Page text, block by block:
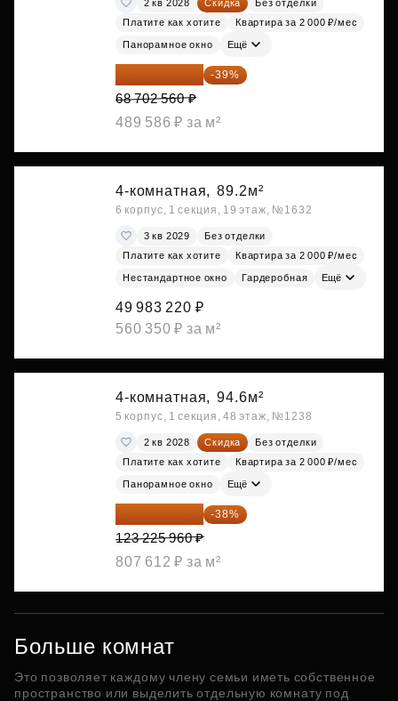
2 кв 2028 Скидка
Без отделки
Платите как хотите
Квартира за 2 000 ₽/мес
Панорамное окно Ещё
41 908 562 ₽ -39%
68 702 560 ₽
489 586 ₽ за м²
4-комнатная, 89.2м²
6 корпус, 1 секция, 19 этаж, №1632
3 кв 2029
Без отделки
Платите как хотите
Квартира за 2 000 ₽/мес
Нестандартное окно Гардеробная Ещё
49 983 220 ₽
560 350 ₽ за м²
4-комнатная, 94.6м²
5 корпус, 1 секция, 48 этаж, №1238
2 кв 2028 Скидка
Без отделки
Платите как хотите
Квартира за 2 000 ₽/мес
Панорамное окно Ещё
76 400 095 ₽ -38%
123 225 960 ₽
807 612 ₽ за м²
Больше комнат
Это позволяет каждому члену семьи иметь собственное
пространство или выделить отдельную комнату под